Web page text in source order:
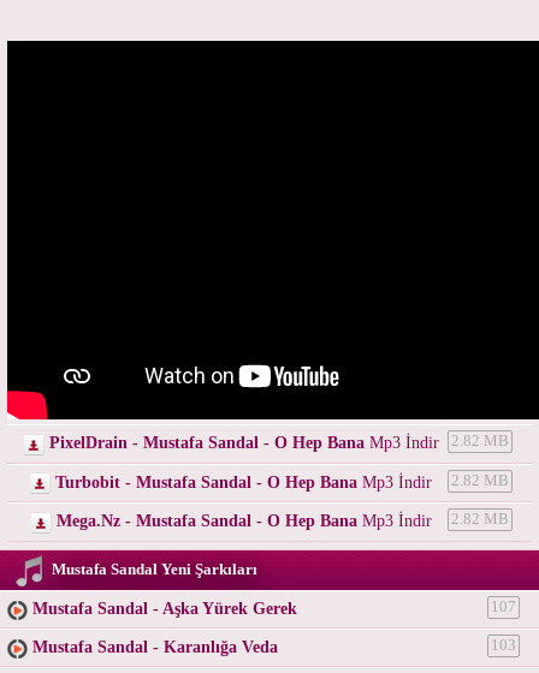
PixelDrain - Mustafa Sandal - O Hep BanaMp3 İndir 2.82 MB
Turbobit - Mustafa Sandal - O Hep Bana Mp3 İndir 2.82 MB
Mega.Nz - Mustafa Sandal - O Hep BanaMp3 İndir 2.82 MB
Mustafa Sandal Yeni Şarkıları
Mustafa Sandal - Aşka Yürek Gerek 107
Mustafa Sandal - Karanlığa Veda 103